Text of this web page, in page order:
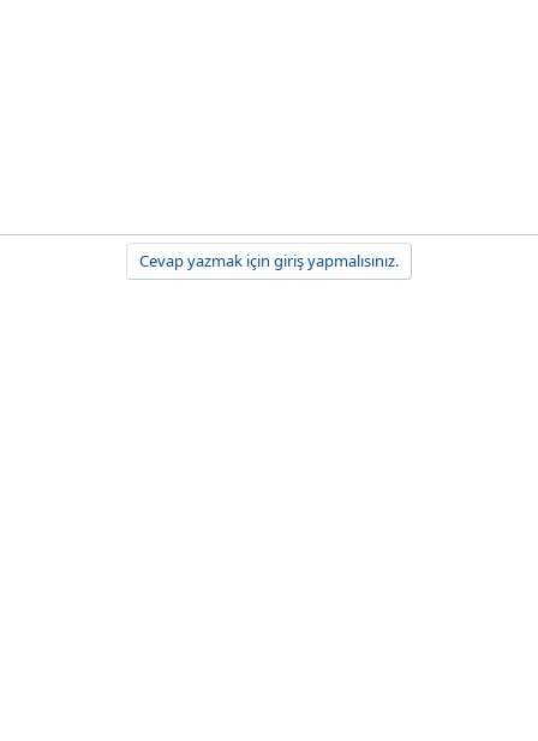
Cevap yazmak için giriş yapmalısınız.